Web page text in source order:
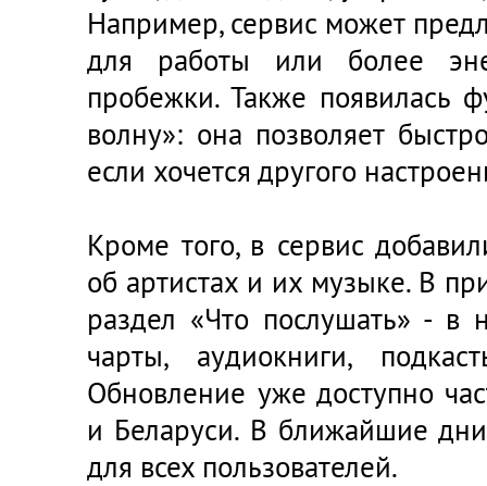
Например, сервис может
для работы или более
пробежки. Также появилась
волну»: она позволяет
если хочется другого
Кроме того, в сервис
об артистах и их музыке. В
раздел «Что послушать» - в
чарты, аудиокниги,
Обновление уже доступно
и Беларуси. В ближайшие
для всех пользователей.